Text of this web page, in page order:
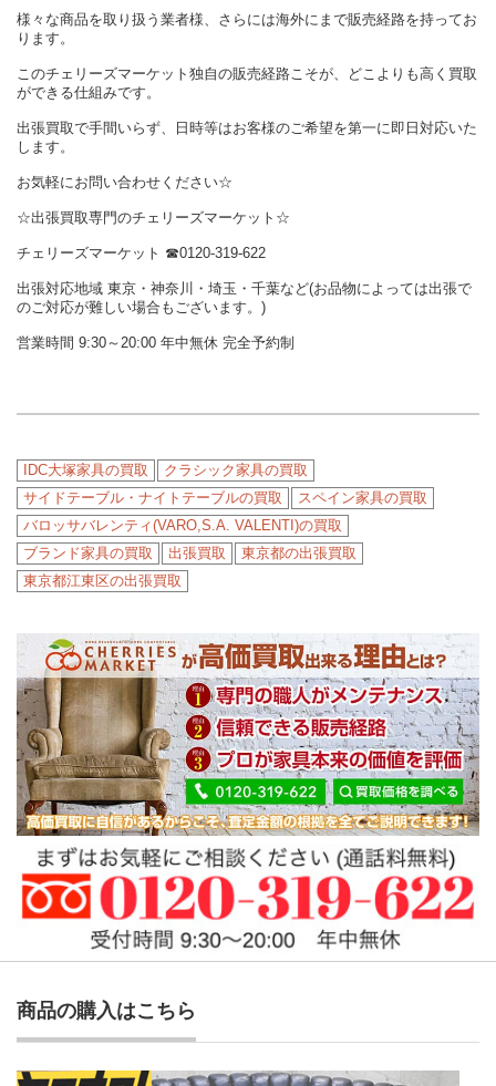
様々な商品を取り扱う業者様、さらには海外にまで販売経路を持ってお
ります。
このチェリーズマーケット独自の販売経路こそが、どこよりも高く買取
ができる仕組みです。
出張買取で手間いらず、日時等はお客様のご希望を第一に即日対応いた
します。
お気軽にお問い合わせください☆
☆出張買取専門のチェリーズマーケット☆
チェリーズマーケット ☎︎0120-319-622
出張対応地域 東京・神奈川・埼玉・千葉など(お品物によっては出張で
のご対応が難しい場合もございます。)
営業時間 9:30～20:00 年中無休 完全予約制
IDC大塚家具の買取
クラシック家具の買取
サイドテーブル・ナイトテーブルの買取
スペイン家具の買取
バロッサバレンティ(VARO,S.A. VALENTI)の買取
ブランド家具の買取
出張買取
東京都の出張買取
東京都江東区の出張買取
商品の購入はこちら